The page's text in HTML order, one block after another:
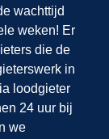
wachttijd
weken! Er
die de
in
loodgieter
24 uur bij
we